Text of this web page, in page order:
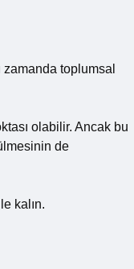
toplumsal
olabilir. Ancak bu
de
kalın.